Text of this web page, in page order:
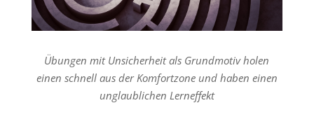
Übungen mit Unsicherheit als Grundmotiv holen
einen schnell aus der Komfortzone und haben einen
unglaublichen Lerneffekt